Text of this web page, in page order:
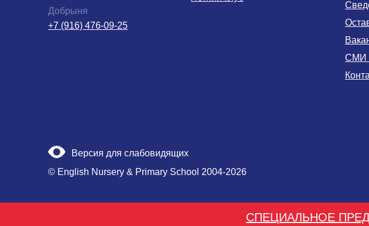
СМИ
+7 (916) 476-09-25
Добрыня
© English Nursery & Primary School 2004-2026
Версия для слабовидящих
СПЕЦИАЛЬНОЕ